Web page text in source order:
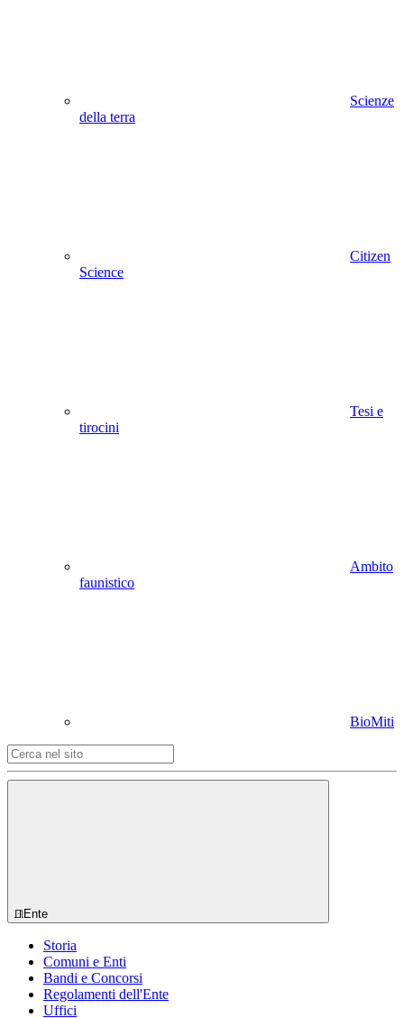
Scienze
della terra
Citizen
Science
Tesi e
tirocini
Ambito
faunistico
BioMiti
Ente
Storia
Comuni e Enti
Bandi e Concorsi
Regolamenti dell'Ente
Uffici